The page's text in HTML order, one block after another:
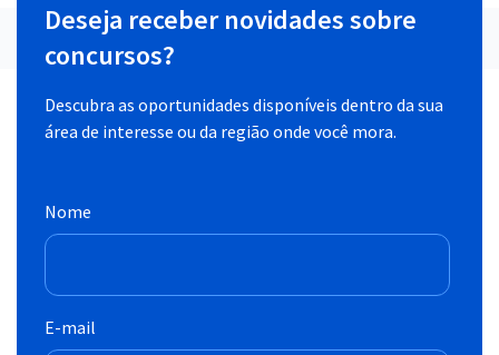
Deseja receber novidades sobre
concursos?
Descubra as oportunidades disponíveis dentro da sua
área de interesse ou da região onde você mora.
Nome
E-mail